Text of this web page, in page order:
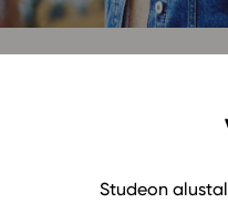
Studeon
Tilaa
2021) -
sekä arvot.
että kirjallisesti.